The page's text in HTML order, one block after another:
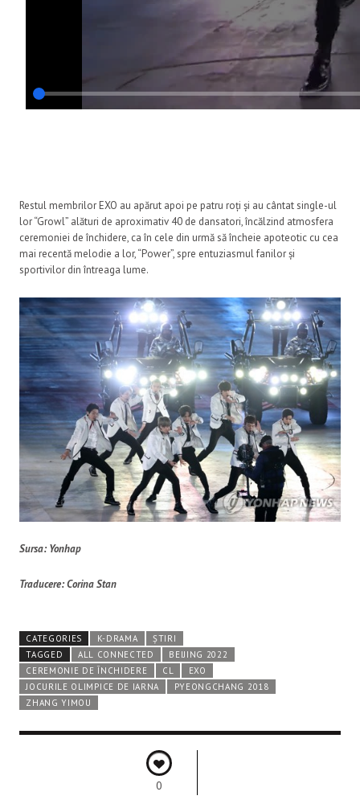
Restul membrilor EXO au apărut apoi pe patru roți și au cântat single-ul
lor “Growl” alături de aproximativ 40 de dansatori, încălzind atmosfera
ceremoniei de închidere, ca în cele din urmă să încheie apoteotic cu cea
mai recentă melodie a lor, “Power”, spre entuziasmul fanilor și
sportivilor din întreaga lume.
Sursa: Yonhap
Traducere: Corina Stan
CATEGORIES K-DRAMA
ȘTIRI
TAGGED
ALL CONNECTED
BEIJING 2022
CEREMONIE DE ÎNCHIDERE
CL
EXO
JOCURILE OLIMPICE DE IARNA
PYEONGCHANG 2018
ZHANG YIMOU
0